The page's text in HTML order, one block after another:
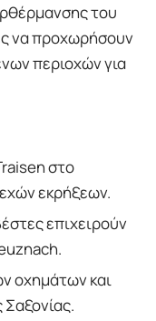
του
να προχωρήσουν
περιοχών για
στο
εκρήξεων.
επιχειρούν
οχημάτων και